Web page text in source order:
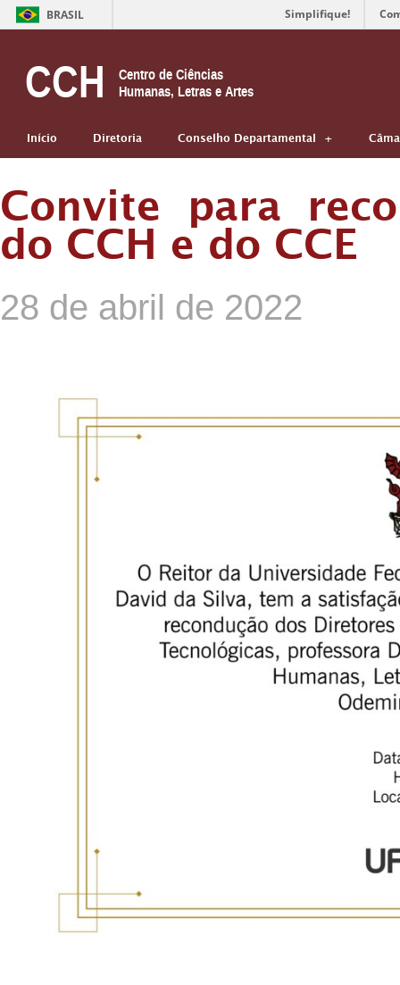
BRASIL Simplifique!
CCH
Centro de Ciências
Humanas, Letras e Artes
Início Diretoria Conselho Departamental
Convite para
do CCH e do CCE
28 de abril de 2022